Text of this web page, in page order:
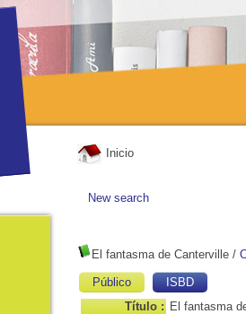
Inicio
New search
El fantasma de Canterville /
Público
ISBD
Título : El fantasma